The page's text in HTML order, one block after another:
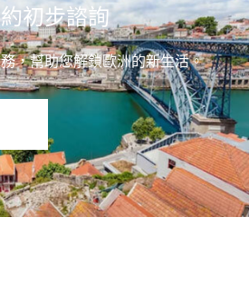
初步諮詢
，幫助您解鎖歐洲的新生活。